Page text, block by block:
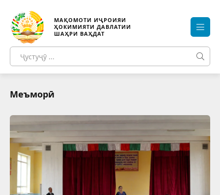
МАҚОМОТИ ИҶРОИЯИ
ҲОКИМИЯТИ ДАВЛАТИИ
ШАҲРИ ВАҲДАТ
Меъморӣ